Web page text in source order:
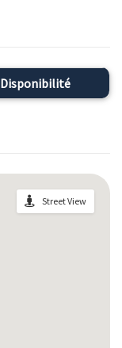
Disponibilité
Street View